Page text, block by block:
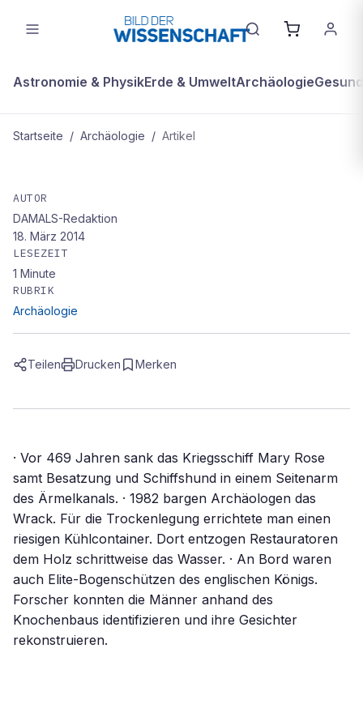
Astronomie & PhysikErde & UmweltArchäologie
Startseite / Archäologie / Artikel
Kompakt
AUTOR
DAMALS-Redaktion
18. März 2014
LESEZEIT
1 Minute
RUBRIK
Archäologie
Teilen Drucken Merken
· Vor 469 Jahren sank das Kriegsschiff Mary Rose
samt Besatzung und Schiffshund in einem Seitenarm
des Ärmelkanals. · 1982 bargen Archäologen das
Wrack. Für die Trockenlegung errichtete man einen
riesigen Kühlcontainer. Dort entzogen Restauratoren
dem Holz schrittweise das Wasser. · An Bord waren
auch Elite-Bogenschützen des englischen Königs.
Forscher konnten die Männer anhand des
Knochenbaus identifizieren und ihre Gesichter
rekonstruieren.